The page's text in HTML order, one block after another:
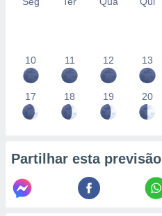
10 11 12 13
17 18 19 20
Partilhar esta previsão